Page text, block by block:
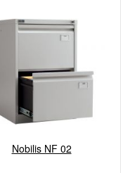
Nobilis NF 02